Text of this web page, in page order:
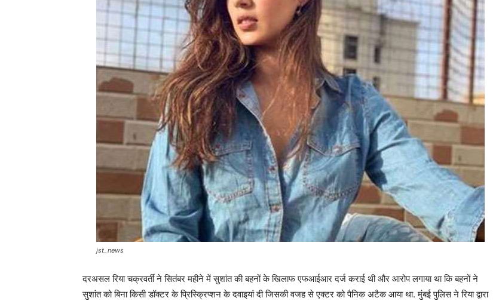
jst_news
दरअसल रिया चक्रवर्ती ने सितंबर महीने में सुशांत की बहनों के खिलाफ एफआईआर दर्ज कराई थी और आरोप लगाया था कि बहनों ने
सुशांत को बिना किसी डॉक्टर के प्रिस्क्रिप्शन के दवाइयां दी जिसकी वजह से एक्टर को पैनिक अटैक आया था. मुंबई पुलिस ने रिया द्वारा